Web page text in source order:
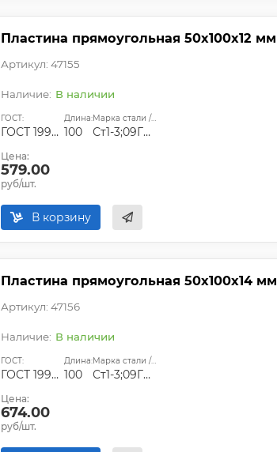
Пластина прямоугольная 50х100х12 мм
Артикул: 47155
В наличии
ГОСТ:
ГОСТ 19903-74;ГОСТ 14637-89
Длина:
100
Марка стали / сплава:
Ст1-3;09Г2С;Ст45
Цена:
579.00
руб/шт.
В корзину
Пластина прямоугольная 50х100х14 мм
Артикул: 47156
В наличии
ГОСТ:
ГОСТ 19903-74;ГОСТ 14637-89
Длина:
100
Марка стали / сплава:
Ст1-3;09Г2С;Ст45
Цена:
674.00
руб/шт.